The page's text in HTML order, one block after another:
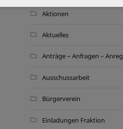
Aktionen
Aktuelles
Anträge – Anfragen –
Ausschussarbeit
Bürgerverein
Einladungen Fraktion